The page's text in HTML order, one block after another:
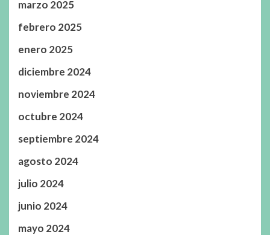
marzo 2025
febrero 2025
enero 2025
diciembre 2024
noviembre 2024
octubre 2024
septiembre 2024
agosto 2024
julio 2024
junio 2024
mayo 2024